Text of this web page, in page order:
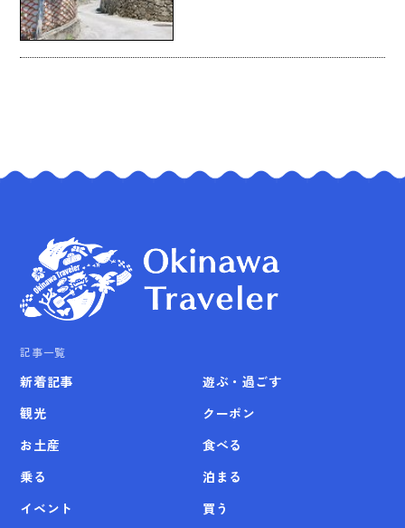
記事一覧
新着記事
観光
お土産
乗る
イベント
遊ぶ・過ごす
クーポン
食べる
泊まる
買う